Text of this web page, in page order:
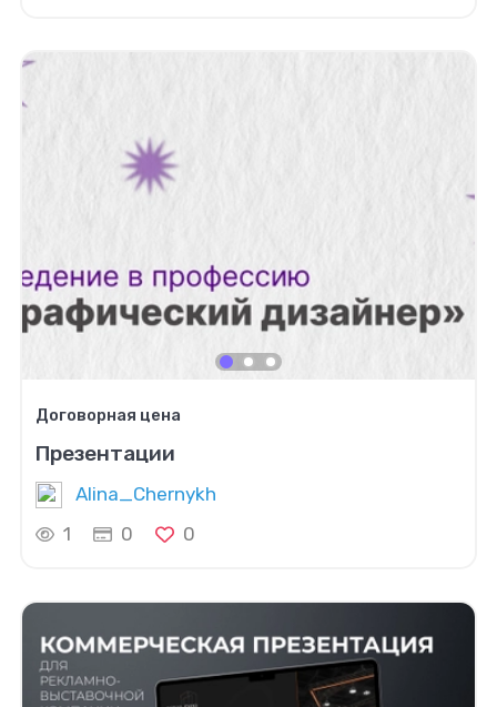
Договорная цена
Презентации
Alina_Chernykh
1
0 0